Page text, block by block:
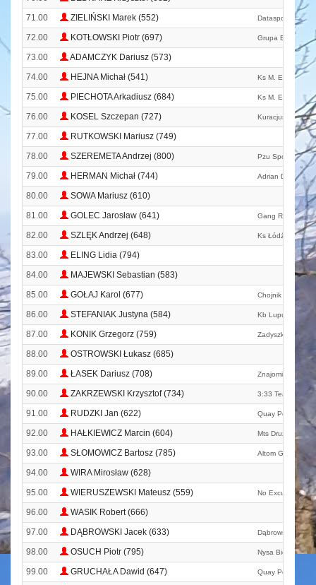
71.00
ZIELIŃSKI Marek (552) Datasport
72.00 KOTŁOWSKI Piotr (697) Grupa Biegowa
73.00
ADAMCZYK Dariusz (573)
74.00
HEJNA Michał (541) Ks M. E. T. A.
75.00 PIECHOTA Arkadiusz (684) Ks M. E. T. A.
76.00 KOSEL Szczepan (727) Kuracjusze
77.00
RUTKOWSKI Mariusz (749)
78.00
SZEREMETA Andrzej (800) Pzu Sport Team
79.00 HERMAN Michał (744) Adrian
80.00
SOWA Mariusz (610)
81.00
GOLEC Jarosław (641) Gang Różowych
82.00 SZLĘK Andrzej (648) Ks Łódź
83.00
ELING Lidia (794)
84.00
MAJEWSKI Sebastian (583)
85.00
GOŁAJ Karol (677) Chojnik
86.00 STEFANIAK Justyna (584) Kb Lupus
87.00 KONIK Grzegorz (759) Zadyszka
88.00
OSTROWSKI Łukasz (685)
89.00
ŁASEK Dariusz (708) Znajomi Sędziego
90.00 ZAKRZEWSKI Krzysztof (734) 3:33 Team
91.00 RUDZKI Jan (622) Quay Poznań
92.00 HAŁKIEWICZ Marcin (604) Mts Drużyna
93.00 SŁOMOWICZ Bartosz (785) Altom Gniezno
94.00
WIRA Mirosław (628)
95.00
WIERUSZEWSKI Mateusz (559) No Excuses
96.00
WASIK Robert (666)
97.00
DĄBROWSKI Jacek (633) Dąbrowski
98.00 OSUCH Piotr (795) Nysa Biega
99.00 GRUCHAŁA Dawid (647) Quay Poznań